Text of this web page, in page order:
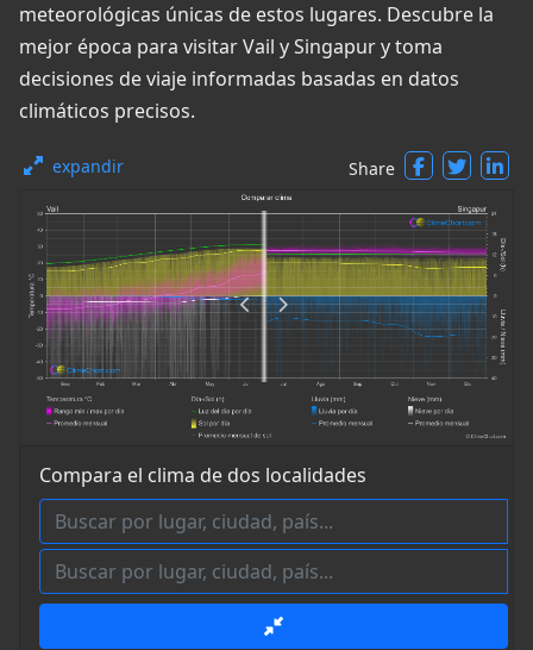
meteorológicas únicas de estos lugares. Descubre la
mejor época para visitar Vail y Singapur y toma
decisiones de viaje informadas basadas en datos
climáticos precisos.
expandir Share
Compara el clima de dos localidades